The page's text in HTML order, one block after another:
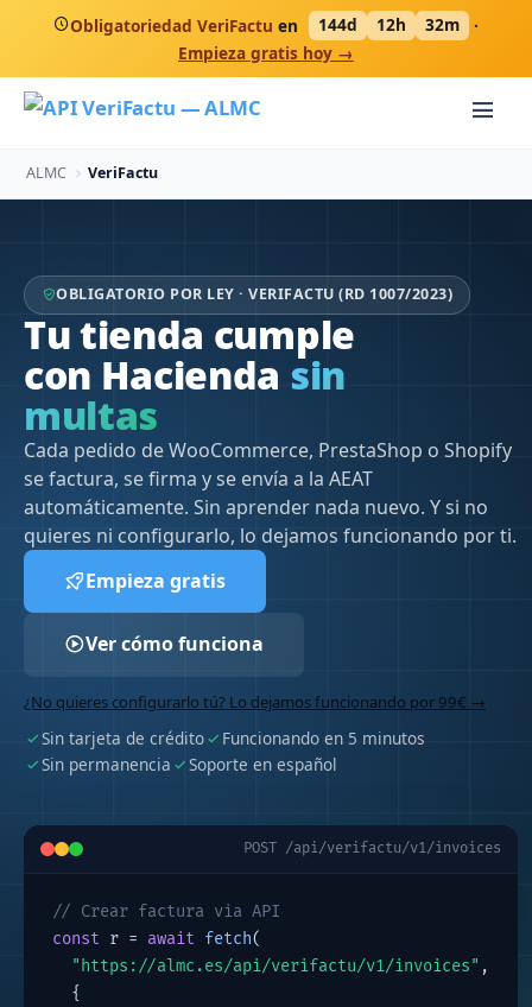
Obligatoriedad VeriFactu en 144d 12h 32m
·
Empieza gratis hoy →
ALMC VeriFactu
OBLIGATORIO POR LEY · VERIFACTU (RD 1007/2023)
Tu tienda cumple
con Hacienda sin
papeleo
Cada pedido de WooCommerce, PrestaShop o Shopify
se factura, se firma y se envía a la AEAT
automáticamente. Sin aprender nada nuevo. Y si no
quieres ni configurarlo, lo dejamos funcionando por ti.
Empieza gratis
Ver cómo funciona
¿No quieres configurarlo tú? Lo dejamos funcionando por 99€ →
Sin tarjeta de crédito
Funcionando en 5 minutos
Sin permanencia
Soporte en español
POST /api/verifactu/v1/invoices
// Crear factura via API
const r = await fetch(
"https://almc.es/api/verifactu/v1/invoices" ,
  {